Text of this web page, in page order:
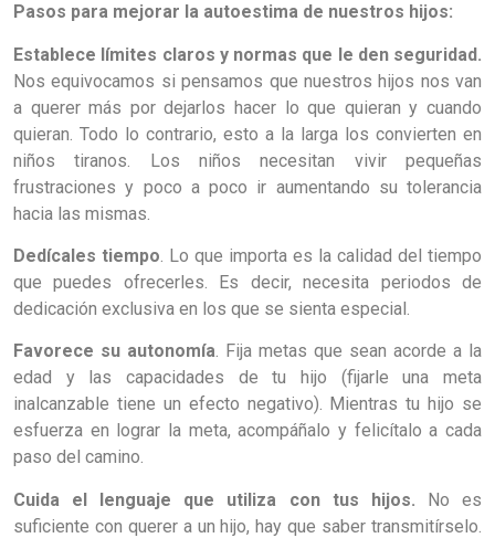
Pasos para mejorar la autoestima de nuestros hijos:
Establece límites claros y normas que le den seguridad.
Nos equivocamos si pensamos que nuestros hijos nos van
a querer más por dejarlos hacer lo que quieran y cuando
quieran. Todo lo contrario, esto a la larga los convierten en
niños tiranos. Los niños necesitan vivir pequeñas
frustraciones y poco a poco ir aumentando su tolerancia
hacia las mismas.
Dedícales tiempo. Lo que importa es la calidad del tiempo
que puedes ofrecerles. Es decir, necesita periodos de
dedicación exclusiva en los que se sienta especial.
Favorece su autonomía. Fija metas que sean acorde a la
edad y las capacidades de tu hijo (fijarle una meta
inalcanzable tiene un efecto negativo). Mientras tu hijo se
esfuerza en lograr la meta, acompáñalo y felicítalo a cada
paso del camino.
Cuida el lenguaje que utiliza con tus hijos. No es
suficiente con querer a un hijo, hay que saber transmitírselo.